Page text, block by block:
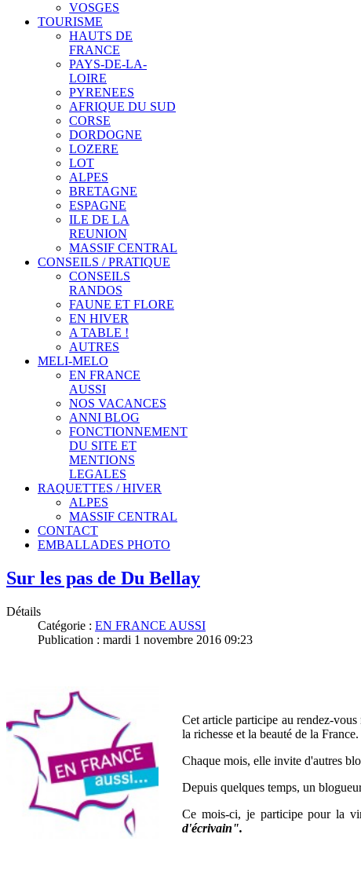
VOSGES
TOURISME
HAUTS DE
FRANCE
PAYS-DE-LA-
LOIRE
PYRENEES
AFRIQUE DU SUD
CORSE
DORDOGNE
LOZERE
LOT
ALPES
BRETAGNE
ESPAGNE
ILE DE LA
REUNION
MASSIF CENTRAL
CONSEILS / PRATIQUE
CONSEILS
RANDOS
FAUNE ET FLORE
EN HIVER
A TABLE !
AUTRES
MELI-MELO
EN FRANCE
AUSSI
NOS VACANCES
ANNI BLOG
FONCTIONNEMENT
DU SITE ET
MENTIONS
LEGALES
RAQUETTES / HIVER
ALPES
MASSIF CENTRAL
CONTACT
EMBALLADES PHOTO
Sur les pas de Du Bellay
Détails
Catégorie : EN FRANCE AUSSI
Publication : mardi 1 novembre 2016 09:23
Cet article participe au rendez-vous
la richesse et la beauté de la France.
Chaque mois, elle invite d'autres
Depuis quelques temps, un
Ce mois-ci, je participe pour la
d'écrivain".